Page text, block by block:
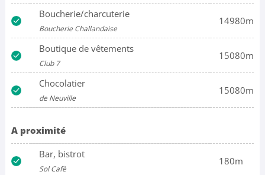
Boucherie/charcuterie
Boucherie Challandaise
14980m
Boutique de vêtements
Club 7
15080m
Chocolatier
de Neuville
15080m
A proximité
Bar, bistrot
Sol Cafè
180m